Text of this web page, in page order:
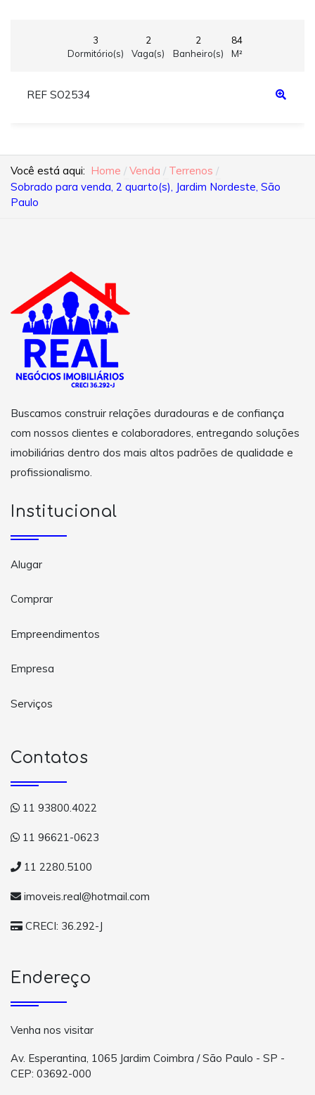
3
Dormitório(s)
2
Vaga(s)
2
Banheiro(s)
84
M²
REF SO2534
Você está aqui: Home Venda
Terrenos
Sobrado para venda, 2 quarto(s), Jardim Nordeste, São
Paulo
Buscamos construir relações duradouras e de confiança
com nossos clientes e colaboradores, entregando soluções
imobiliárias dentro dos mais altos padrões de qualidade e
profissionalismo.
Institucional
Alugar
Comprar
Empreendimentos
Empresa
Serviços
Contatos
11 93800.4022
11 96621-0623
11 2280.5100
imoveis.real@hotmail.com
CRECI: 36.292-J
Endereço
Venha nos visitar
Av. Esperantina, 1065 Jardim Coimbra / São Paulo - SP -
CEP: 03692-000